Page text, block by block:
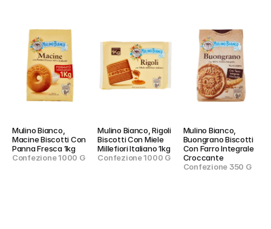
Mulino Bianco,
Macine Biscotti Con
Panna Fresca 1kg
Confezione 1000 G
Mulino Bianco, Rigoli
Biscotti Con Miele
Millefiori Italiano 1kg
Confezione 1000 G
Mulino Bianco,
Buongrano Biscotti
Con Farro Integrale
Croccante
Confezione 350 G